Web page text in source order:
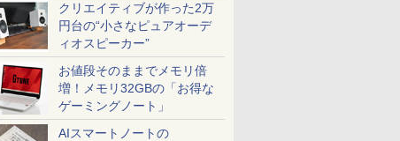
クリエイティブが作った2万
円台の“小さなピュアオーデ
ィオスピーカー”
お値段そのままでメモリ倍
増！メモリ32GBの「お得な
ゲーミングノート」
AIスマートノートの